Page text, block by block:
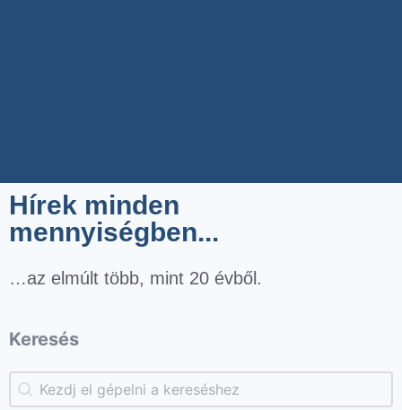
Hírek minden
mennyiségben...
…az elmúlt több, mint 20 évből.
Keresés
Keresés
Keresés